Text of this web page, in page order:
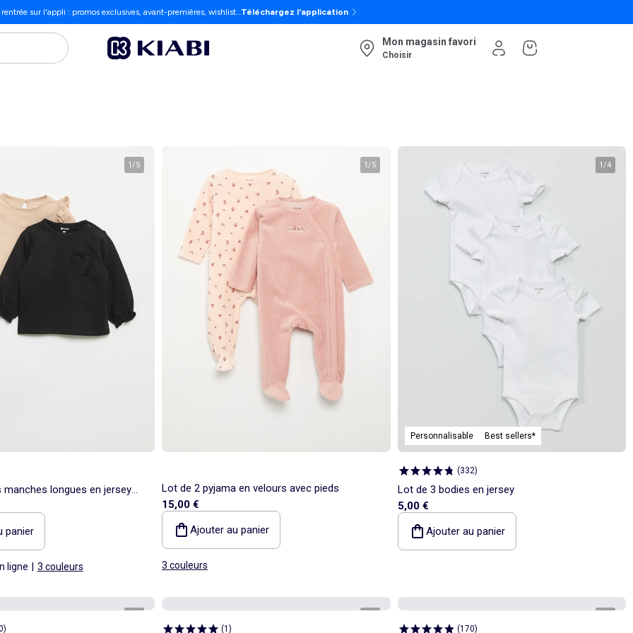
rentrée sur l'appli : promos exclusives, avant-premières, wishlist…Téléchargez l'application
Mon magasin favori
Choisir
1/5
longues en jersey
panier
ligne 3 couleurs
1/5
Lot de 2 pyjama en velours avec pieds
15,00 €
Ajouter au panier
3 couleurs
Personnalisable Best sellers*
1/4
(332)
Lot de 3 bodies en jersey
5,00 €
Ajouter au panier
) (1 ) (170)